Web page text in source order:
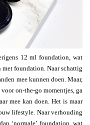
12 ml foundation, wat
foundation. Naar schattig
mee kunnen doen. Maar,
on-the-go momentjes, ga
mee kan doen. Het is maar
lifestyle. Naar verhouding
‘normale’ foundation, wat